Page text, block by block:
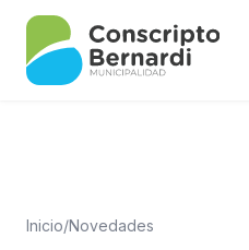
Inicio/Novedades